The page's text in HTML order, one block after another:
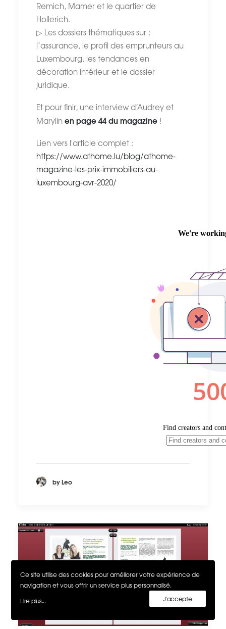
Remich, Mamer et le quartier de
Hollerich.
▷ Les dossiers thématiques sur :
l’assurance, le profil des emprunteurs au
Luxembourg, les tendances en
décoration intérieur et le dossier
juridique.
Et pour finir, une interview d’Audrey et
Marylinen page 44 du magazine !
Lien vers l'article complet :
https://www.athome.lu/blog/athome-
magazine-les-prix-immobiliers-au-
luxembourg-avr-2020/
by Leo
Ce site utilise des cookies pour améliorer votre expérience de
navigation et vous offrir un service plus personnalisé.
Lire plus...
J'accepte